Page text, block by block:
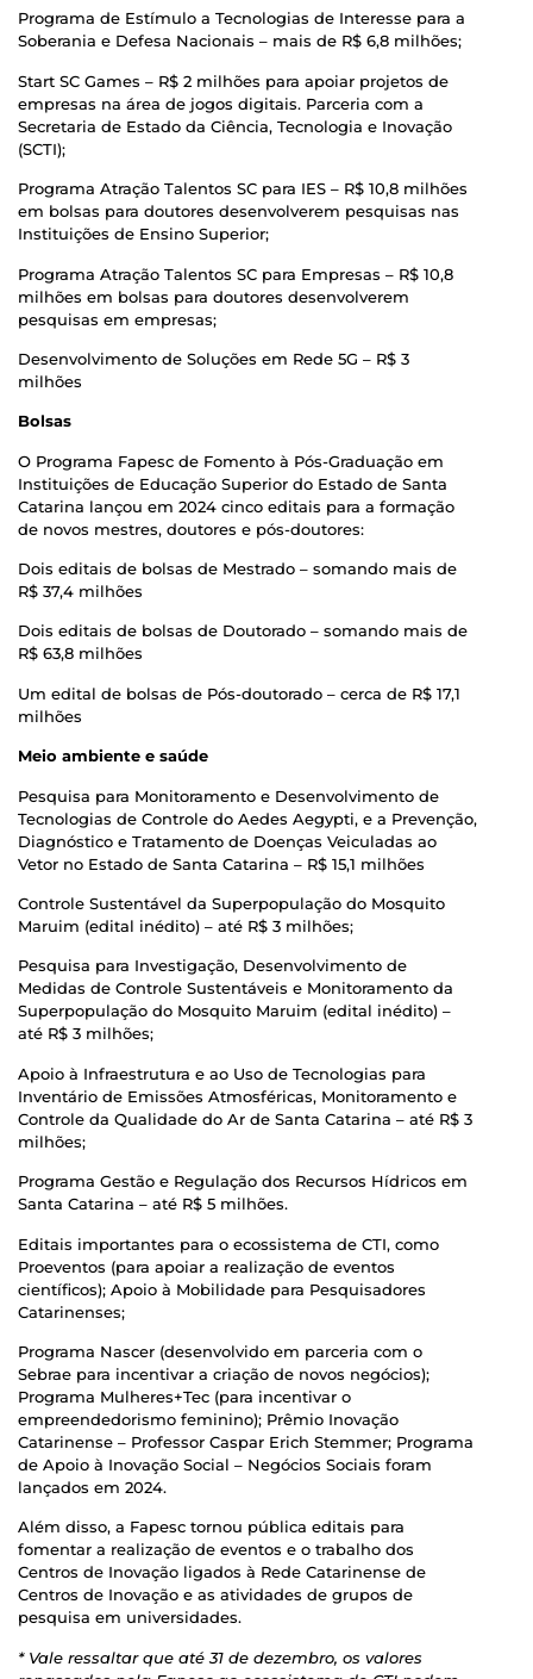
Programa de Estímulo a Tecnologias de Interesse para a
Soberania e Defesa Nacionais – mais de R$ 6,8 milhões;
Start SC Games – R$ 2 milhões para apoiar projetos de
empresas na área de jogos digitais. Parceria com a
Secretaria de Estado da Ciência, Tecnologia e Inovação
(SCTI);
Programa Atração Talentos SC para IES – R$ 10,8 milhões
em bolsas para doutores desenvolverem pesquisas nas
Instituições de Ensino Superior;
Programa Atração Talentos SC para Empresas – R$ 10,8
milhões em bolsas para doutores desenvolverem
pesquisas em empresas;
Desenvolvimento de Soluções em Rede 5G – R$ 3
milhões
Bolsas
O Programa Fapesc de Fomento à Pós-Graduação em
Instituições de Educação Superior do Estado de Santa
Catarina lançou em 2024 cinco editais para a formação
de novos mestres, doutores e pós-doutores:
Dois editais de bolsas de Mestrado – somando mais de
R$ 37,4 milhões
Dois editais de bolsas de Doutorado – somando mais de
R$ 63,8 milhões
Um edital de bolsas de Pós-doutorado – cerca de R$ 17,1
milhões
Meio ambiente e saúde
Pesquisa para Monitoramento e Desenvolvimento de
Tecnologias de Controle do Aedes Aegypti, e a Prevenção,
Diagnóstico e Tratamento de Doenças Veiculadas ao
Vetor no Estado de Santa Catarina – R$ 15,1 milhões
Controle Sustentável da Superpopulação do Mosquito
Maruim (edital inédito) – até R$ 3 milhões;
Pesquisa para Investigação, Desenvolvimento de
Medidas de Controle Sustentáveis e Monitoramento da
Superpopulação do Mosquito Maruim (edital inédito) –
até R$ 3 milhões;
Apoio à Infraestrutura e ao Uso de Tecnologias para
Inventário de Emissões Atmosféricas, Monitoramento e
Controle da Qualidade do Ar de Santa Catarina – até R$ 3
milhões;
Programa Gestão e Regulação dos Recursos Hídricos em
Santa Catarina – até R$ 5 milhões.
Editais importantes para o ecossistema de CTI, como
Proeventos (para apoiar a realização de eventos
científicos); Apoio à Mobilidade para Pesquisadores
Catarinenses;
Programa Nascer (desenvolvido em parceria com o
Sebrae para incentivar a criação de novos negócios);
Programa Mulheres+Tec (para incentivar o
empreendedorismo feminino); Prêmio Inovação
Catarinense – Professor Caspar Erich Stemmer; Programa
de Apoio à Inovação Social – Negócios Sociais foram
lançados em 2024.
Além disso, a Fapesc tornou pública editais para
fomentar a realização de eventos e o trabalho dos
Centros de Inovação ligados à Rede Catarinense de
Centros de Inovação e as atividades de grupos de
pesquisa em universidades.
* Vale ressaltar que até 31 de dezembro, os valores